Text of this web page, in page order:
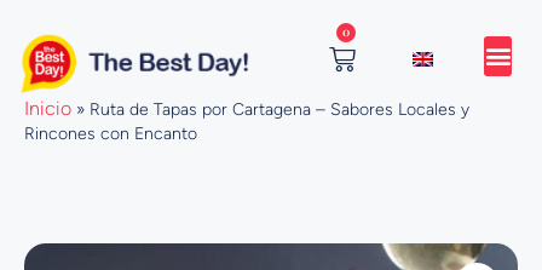
contenido
0
Cart
Inicio » Ruta de Tapas por Cartagena – Sabores Locales y
Rincones con Encanto